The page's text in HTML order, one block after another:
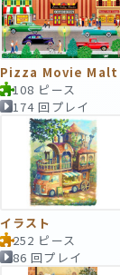
Pizza Movie Malt
108 ピース
174 回プレイ
イラスト
252 ピース
86 回プレイ